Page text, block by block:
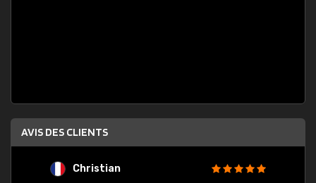
AVIS DES CLIENTS
Christian